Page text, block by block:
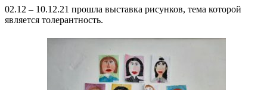
02.12 – 10.12.21 прошла выставка рисунков, тема которой
является толерантность.